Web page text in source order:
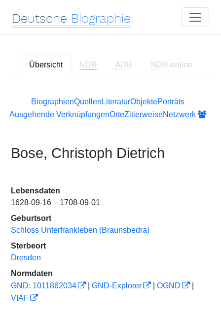
Deutsche Biographie
Übersicht NDB ADB NDB-online
BiographienQuellen LiteraturObjektePorträts
Ausgehende VerknüpfungenOrteZitierweiseNetzwerk
Bose, Christoph Dietrich
Lebensdaten
1628-09-16 – 1708-09-01
Geburtsort
Schloss Unterfrankleben (Braunsbedra)
Sterbeort
Dresden
Normdaten
GND: 1011862034
GND-Explorer OGND
VIAF